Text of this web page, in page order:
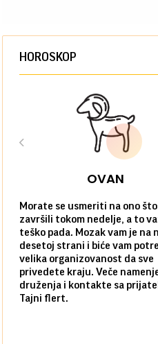
HOROSKOP
OVAN
Morate se usmeriti na ono
završili tokom nedelje, a to
teško pada. Mozak vam je na
desetoj strani i biće vam
velika organizovanost da sve
privedete kraju. Veče
druženja i kontakte sa
Tajni flert.